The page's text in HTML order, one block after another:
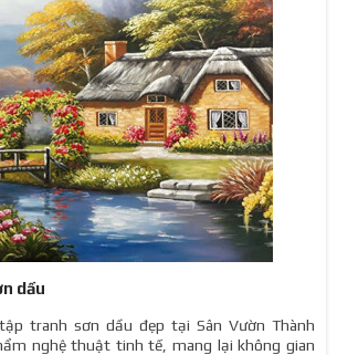
dầu
tranh sơn dầu đẹp tại Sân Vườn Thành
nghệ thuật tinh tế, mang lại không gian